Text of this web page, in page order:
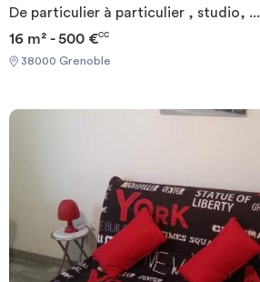
De particulier à particulier , studio, ...
16 m² - 500 €CC
38000 Grenoble